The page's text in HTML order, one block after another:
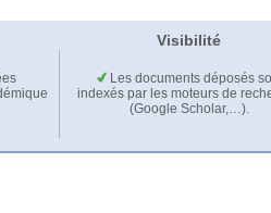
Visibilité
Les documents déposés
indexés par les moteurs de
(Google Scholar,…).